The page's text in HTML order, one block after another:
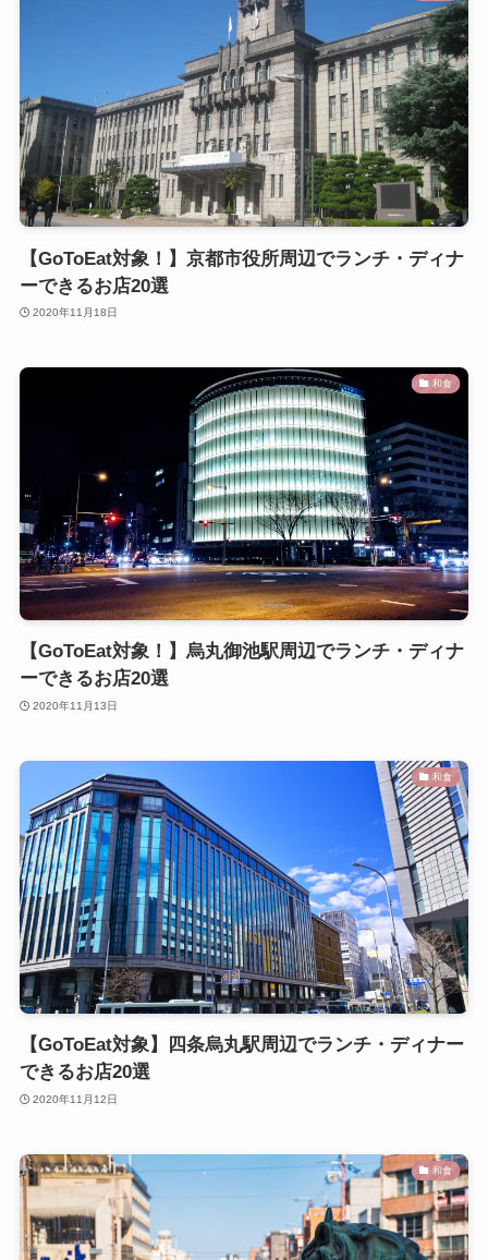
【GoToEat対象！】京都市役所周辺でランチ・ディナ
ーできるお店20選
2020年11月18日
和食
【GoToEat対象！】烏丸御池駅周辺でランチ・ディナ
ーできるお店20選
2020年11月13日
和食
【GoToEat対象】四条烏丸駅周辺でランチ・ディナー
できるお店20選
2020年11月12日
和食